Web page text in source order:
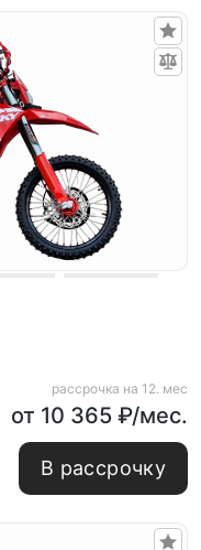
рассрочка на 12. мес
от 10 365 ₽/мес.
В рассрочку